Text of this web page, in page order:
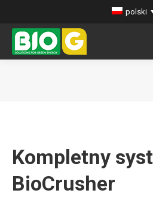
polski
Kompletny
BioCrusher